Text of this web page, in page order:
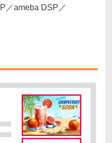
／ameba DSP／